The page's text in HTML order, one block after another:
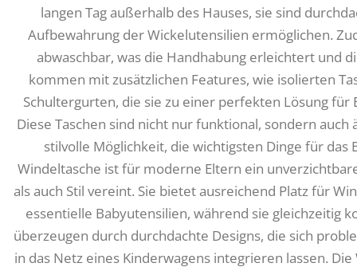
langen Tag außerhalb des Hauses, sie sind
Aufbewahrung der Wickelutensilien ermöglichen.
abwaschbar, was die Handhabung erleichtert und
kommen mit zusätzlichen Features, wie isolierten
Schultergurten, die sie zu einer perfekten Lösung für
Diese Taschen sind nicht nur funktional, sondern
stilvolle Möglichkeit, die wichtigsten Dinge für das
Windeltasche ist für moderne Eltern ein
als auch Stil vereint. Sie bietet ausreichend Platz für
essentielle Babyutensilien, während sie gleichzeitig
überzeugen durch durchdachte Designs, die sich
in das Netz eines Kinderwagens integrieren lassen.